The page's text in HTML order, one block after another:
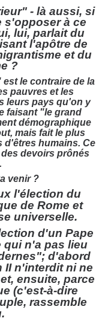
- là aussi, si
s'opposer à ce
lui, parlait du
l'apôtre de
et du
?
le contraire de la
pauvres et les
leurs pays qu'on y
faisant "le grand
démographique
mais fait le plus
d'êtres humains. Ce
devoirs prônés
venir ?
l'élection du
de Rome et
universelle.
d'un Pape
qui n'a pas lieu
d'abord
II n'interdit ni ne
ensuite, parce
(c'est-à-dire
rassemble